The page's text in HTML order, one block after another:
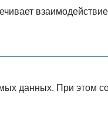
данных. При этом